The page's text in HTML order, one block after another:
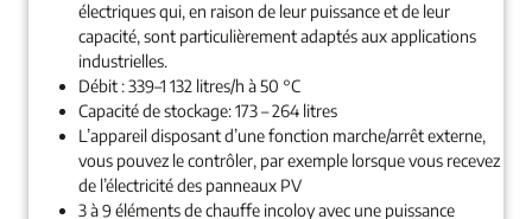
électriques qui, en raison de leur puissance et de leur
capacité, sont particulièrement adaptés aux applications
industrielles.
Débit : 339–1 132 litres/h à 50 °C
Capacité de stockage: 173 – 264 litres
L’appareil disposant d’une fonction marche/arrêt externe,
vous pouvez le contrôler, par exemple lorsque vous recevez
de l’électricité des panneaux PV
3 à 9 éléments de chauffe incoloy avec une puissance